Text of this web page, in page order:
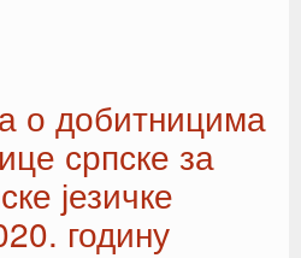
о добитницима
српске за
језичке
годину